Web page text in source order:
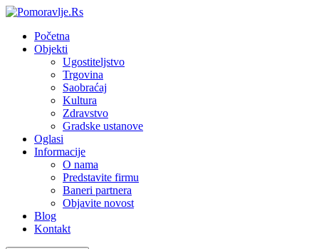
Početna
Objekti
Ugostiteljstvo
Trgovina
Saobraćaj
Kultura
Zdravstvo
Gradske ustanove
Oglasi
Informacije
O nama
Predstavite firmu
Baneri partnera
Objavite novost
Blog
Kontakt